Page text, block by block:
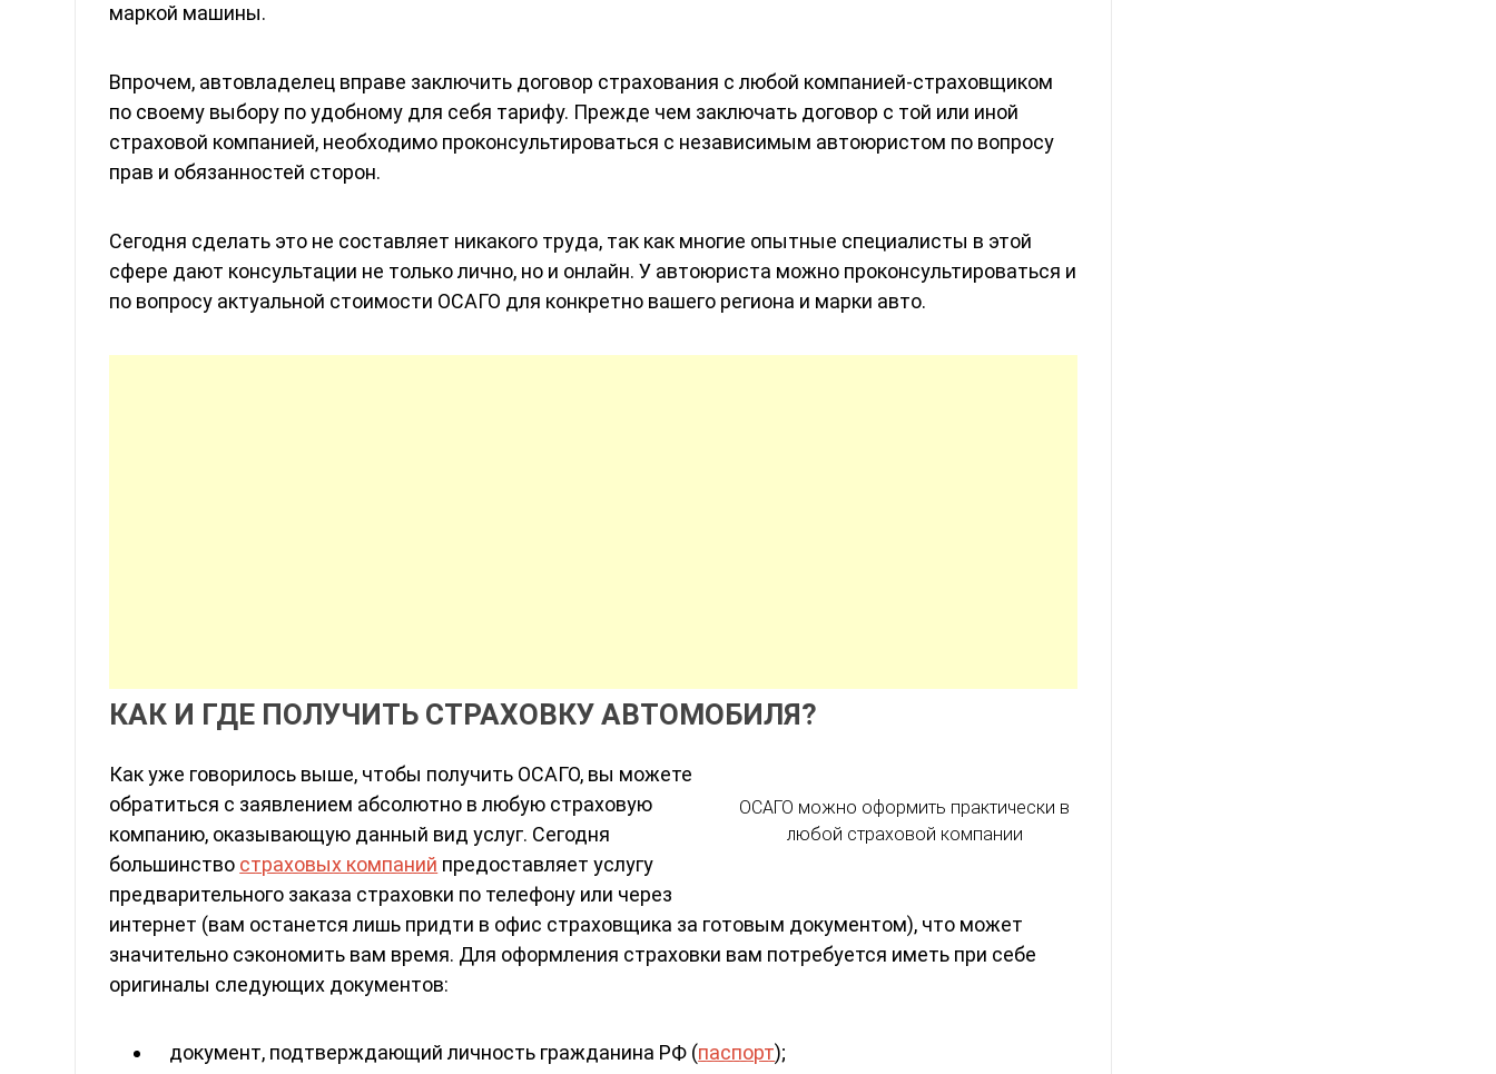
маркой машины.
Впрочем, автовладелец вправе заключить договор страхования с любой компанией-страховщиком
по своему выбору по удобному для себя тарифу. Прежде чем заключать договор с той или иной
страховой компанией, необходимо проконсультироваться с независимым автоюристом по вопросу
прав и обязанностей сторон.
Сегодня сделать это не составляет никакого труда, так как многие опытные специалисты в этой
сфере дают консультации не только лично, но и онлайн. У автоюриста можно проконсультироваться и
по вопросу актуальной стоимости ОСАГО для конкретно вашего региона и марки авто.
КАК И ГДЕ ПОЛУЧИТЬ СТРАХОВКУ АВТОМОБИЛЯ?
ОСАГО можно оформить практически в
любой страховой компании
Как уже говорилось выше, чтобы получить ОСАГО, вы можете
обратиться с заявлением абсолютно в любую страховую
компанию, оказывающую данный вид услуг. Сегодня
большинство страховых компаний предоставляет услугу
предварительного заказа страховки по телефону или через
интернет (вам останется лишь придти в офис страховщика за готовым документом), что может
значительно сэкономить вам время. Для оформления страховки вам потребуется иметь при себе
оригиналы следующих документов:
документ, подтверждающий личность гражданина РФ (паспорт);